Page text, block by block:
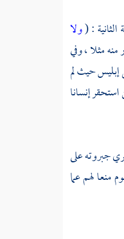
: (ولا
مثلا ، وفي
حيث لم
إنسانا
جبروته على
منعا لهم عما